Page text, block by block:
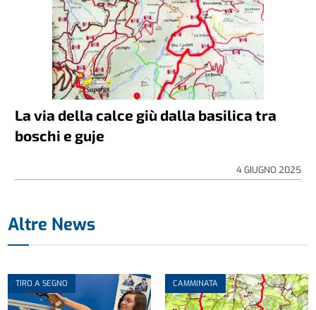
La via della calce giù dalla basilica tra
boschi e guje
4 GIUGNO 2025
Altre News
TIRO A SEGNO CAMMINATA